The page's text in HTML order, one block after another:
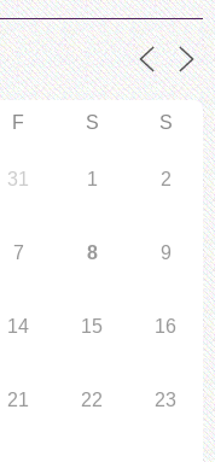
F S S
31 1 2
7 8 9
14 15 16
21 22 23